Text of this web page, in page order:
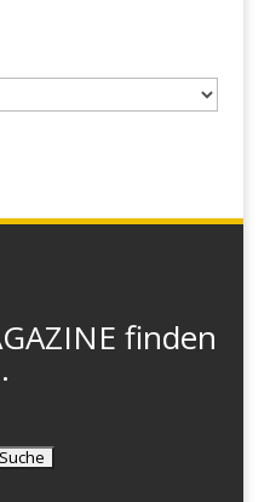
finden